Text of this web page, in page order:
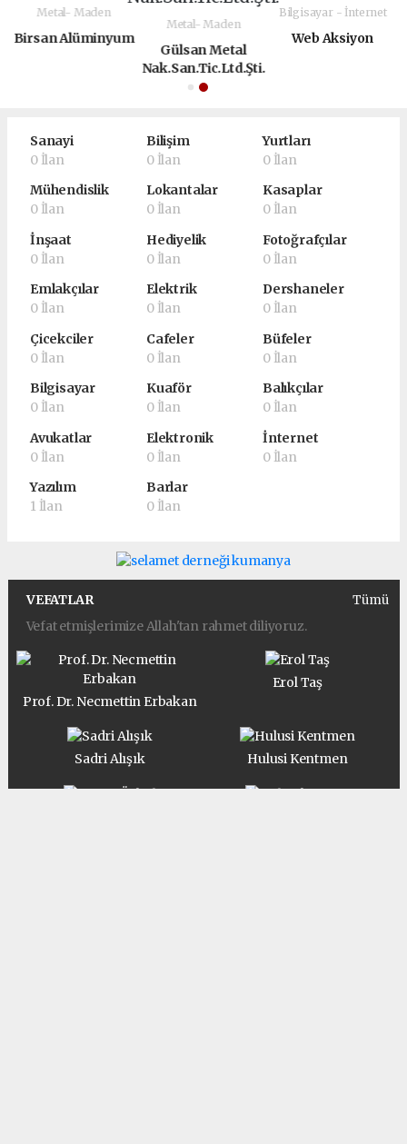
Metal- Maden
Birsan Alüminyum
Metal- Maden
Gülsan Metal
Nak.San.Tic.Ltd.Şti.
Bilgisayar - İnternet
Web Aksiyon
Sanayi
0 İlan
Bilişim
0 İlan
Yurtları
0 İlan
Mühendislik
0 İlan
Lokantalar
0 İlan
Kasaplar
0 İlan
İnşaat
0 İlan
Hediyelik
0 İlan
Fotoğrafçılar
0 İlan
Emlakçılar
0 İlan
Elektrik
0 İlan
Dershaneler
0 İlan
Çicekciler
0 İlan
Cafeler
0 İlan
Büfeler
0 İlan
Bilgisayar
0 İlan
Kuaför
0 İlan
Balıkçılar
0 İlan
Avukatlar
0 İlan
Elektronik
0 İlan
İnternet
0 İlan
Yazılım
1 İlan
Barlar
0 İlan
VEFATLAR Tümü
Vefat etmişlerimize Allah'tan rahmet diliyoruz.
Prof. Dr. Necmettin Erbakan
Erol Taş
Sadri Alışık Hulusi Kentmen